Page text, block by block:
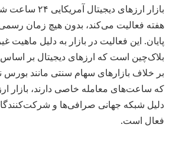
بازار ارزهای
هفته فعالیت می‌کند، بدون هیچ زمان
پایان. این فعالیت در بازار به دلیل ماهیت
بلاک‌چین است که ارزهای دیجیتال بر
که ساعت‌های معامله خاصی دارند، بازار
دلیل شبکه جهانی صرافی‌ها و
فعال است.